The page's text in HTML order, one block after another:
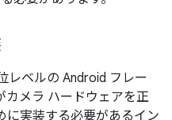
レベルの Android フレー
カメラ ハードウェアを正
に実装する必要があるイン